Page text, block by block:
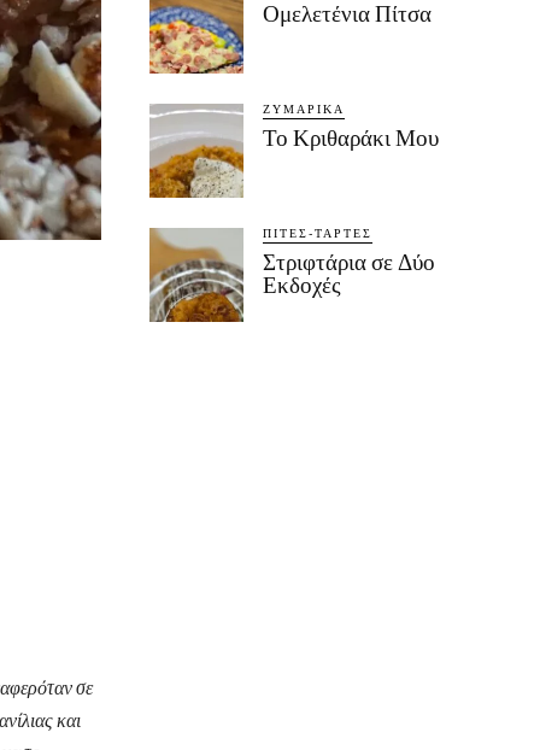
σε
και
Ομελετένια Πίτσα
ΖΥΜΑΡΙΚΆ
Το Κριθαράκι Μου
ΠΊΤΕΣ-ΤΆΡΤΕΣ
Στριφτάρια σε Δύο
Εκδοχές